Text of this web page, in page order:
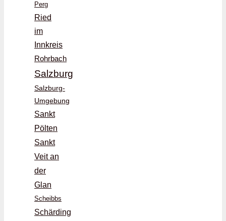
Perg
Ried
im
Innkreis
Rohrbach
Salzburg
Salzburg-
Umgebung
Sankt
Pölten
Sankt
Veit an
der
Glan
Scheibbs
Schärding